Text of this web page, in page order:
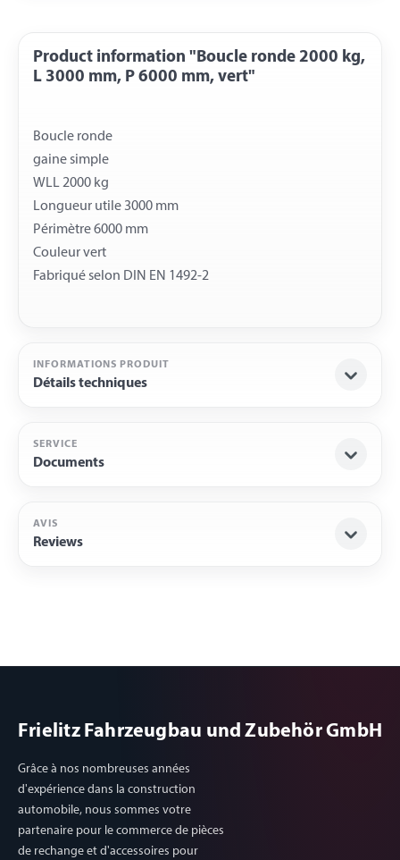
Product information "Boucle ronde 2000 kg,
L 3000 mm, P 6000 mm, vert"
Boucle ronde
gaine simple
WLL 2000 kg
Longueur utile 3000 mm
Périmètre 6000 mm
Couleur vert
INFORMATIONS PRODUIT
Détails techniques
SERVICE
Documents
AVIS
Reviews
Frielitz Fahrzeugbau und Zubehör GmbH
Grâce à nos nombreuses années
d'expérience dans la construction
automobile, nous sommes votre
partenaire pour le commerce de pièces
de rechange et d'accessoires pour